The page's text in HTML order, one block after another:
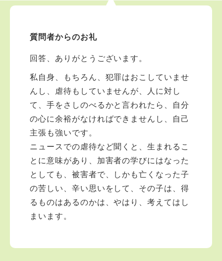
質問者からのお礼
回答、ありがとうございます。
私自身、もちろん、犯罪はおこしていませ
んし、虐待もしていませんが、人に対し
て、手をさしのべるかと言われたら、自分
の心に余裕がなければできませんし、自己
主張も強いです。
ニュースでの虐待など聞くと、生まれるこ
とに意味があり、加害者の学びにはなった
としても、被害者で、しかも亡くなった子
の苦しい、辛い思いをして、その子は、得
るものはあるのかは、やはり、考えてはし
まいます。